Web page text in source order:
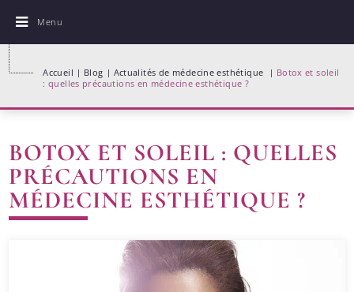
Menu
Accueil Blog Actualités de médecine esthétique
Botox et soleil
: quelles précautions en médecine esthétique ?
BOTOX ET SOLEIL : QUELLES
PRÉCAUTIONS EN
MÉDECINE ESTHÉTIQUE ?